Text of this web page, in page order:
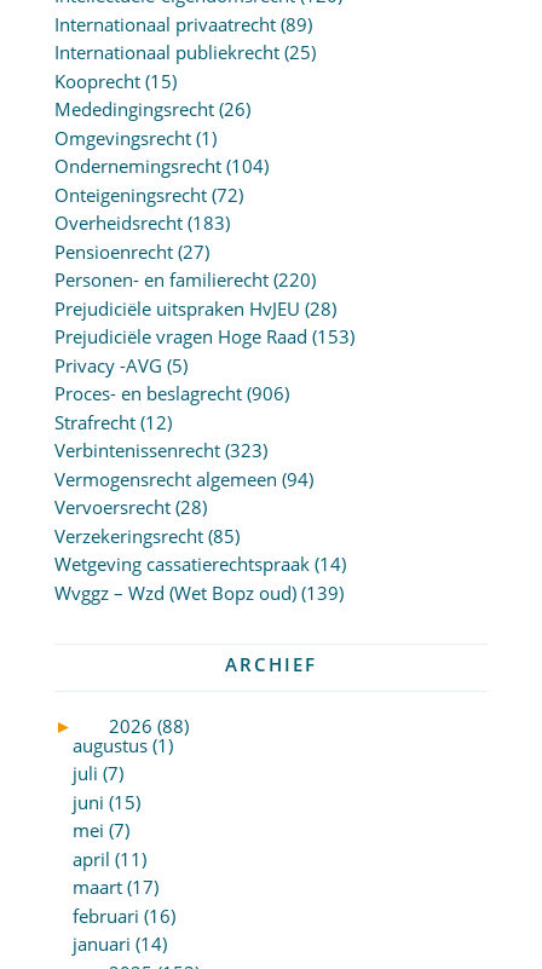
Internationaal privaatrecht(89)
Internationaal publiekrecht(25)
Kooprecht(15)
Mededingingsrecht(26)
Omgevingsrecht(1)
Ondernemingsrecht(104)
Onteigeningsrecht(72)
Overheidsrecht(183)
Pensioenrecht(27)
Personen- en familierecht(220)
Prejudiciële uitspraken HvJEU (28)
Prejudiciële vragen Hoge Raad (153)
Privacy -AVG (5)
Proces- en beslagrecht(906)
Strafrecht(12)
Verbintenissenrecht(323)
Vermogensrecht algemeen (94)
Vervoersrecht(28)
Verzekeringsrecht(85)
Wetgeving cassatierechtspraak(14)
Wvggz – Wzd (Wet Bopz oud)(139)
ARCHIEF
►
2026 (88)
augustus (1)
juli (7)
juni (15)
mei (7)
april (11)
maart (17)
februari (16)
januari (14)